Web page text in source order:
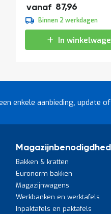
vanaf 87,96
106,43
109,95
133,04Binnen 2 werkdagen
In
enkele aanbieding, update
Bakken & kratten
Euronorm bakken
Magazijnwagens
Werkbanken en werktafels
Inpaktafels en paktafels